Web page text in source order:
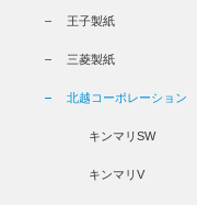
王子製紙
三菱製紙
北越コーポレーション
キンマリSW
キンマリV